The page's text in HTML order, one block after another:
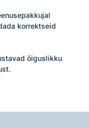
korrektseid
õiguslikku